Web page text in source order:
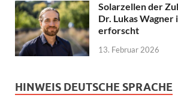
Solarzellen der
Dr. Lukas Wagner
erforscht
13. Februar 2026
HINWEIS DEUTSCHE SPRACHE